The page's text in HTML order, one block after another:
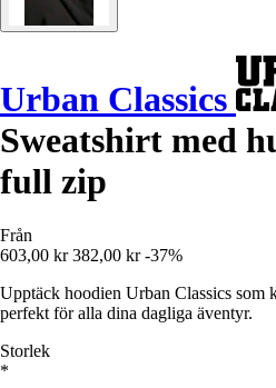
Urban Classics
Sweatshirt med
full zip
Från
603,00 kr 382,00 kr -37%
Upptäck hoodien Urban Classics som
perfekt för alla dina dagliga äventyr.
Storlek
*